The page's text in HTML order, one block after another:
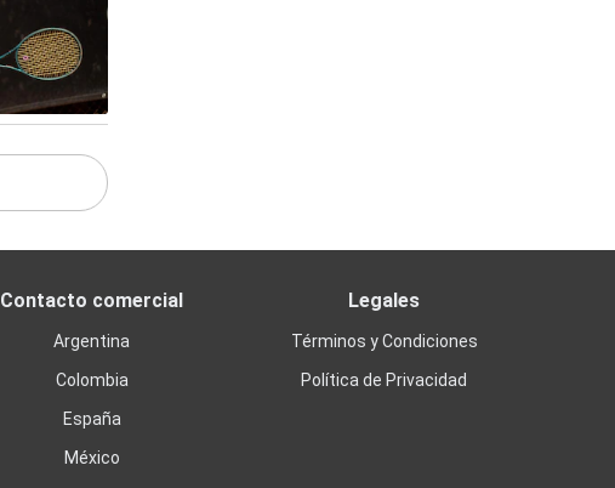
Contacto comercial
Argentina
Colombia
España
México
Legales
Términos y Condiciones
Política de Privacidad